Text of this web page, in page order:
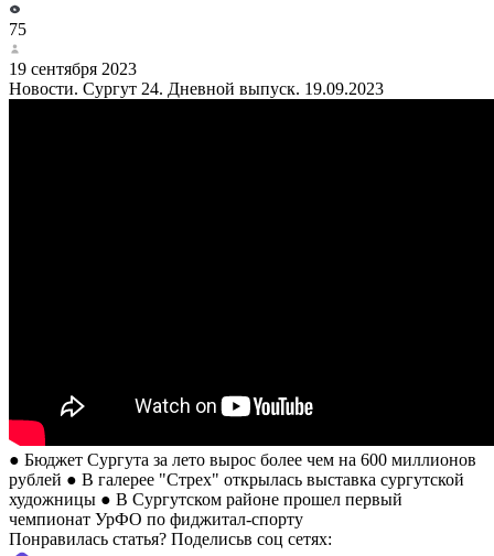
75
19 сентября 2023
Новости. Сургут 24. Дневной выпуск. 19.09.2023
● Бюджет Сургута за лето вырос более чем на 600 миллионов
рублей ● В галерее "Стрех" открылась выставка сургутской
художницы ● В Сургутском районе прошел первый
чемпионат УрФО по фиджитал-спорту
Понравилась статья? Поделиcьв соц сетях: